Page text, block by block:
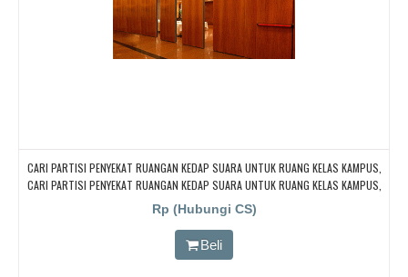
CARI PARTISI PENYEKAT RUANGAN KEDAP SUARA UNTUK RUANG KELAS KAMPUS,
CARI PARTISI PENYEKAT RUANGAN KEDAP SUARA UNTUK RUANG KELAS KAMPUS,
CARI PARTISI PENYEKAT RUANGAN KEDAP SUARA UNTUK RUANG KELAS KAMPUS,
CARI PARTISI PENYEKAT RUANGAN KEDAP SUARA UNTUK RUANG KELAS KAMPUS,
CARI PARTISI PENYEKAT RUANGAN KEDAP SUARA UNTUK RUANG KELAS KAMPUS
Rp (Hubungi CS)
Beli